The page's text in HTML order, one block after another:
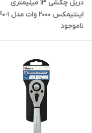
دریل چکشی 13 میلیمتری
اینتیمکس 2000 وات مدل 1-0140
ناموجود